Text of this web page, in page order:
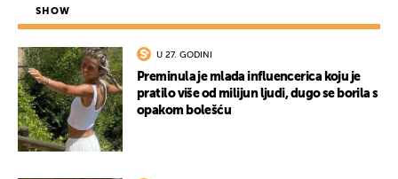
SHOW
U 27. GODINI
Preminula je mlada influencerica koju je
pratilo više od milijun ljudi, dugo se borila s
opakom bolešću